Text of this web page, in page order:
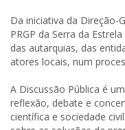
Da iniciativa da Direção-
PRGP da Serra da
das autarquias, das
atores locais, num
A Discussão Pública é
reflexão, debate e
científica e sociedade